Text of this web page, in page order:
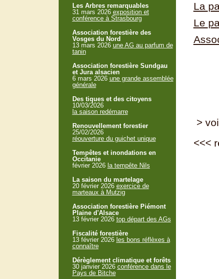
La
Le
>
<<<
Les Arbres remarquables
31 mars 2026 exposition et
conférence à Strasbourg
Association forestière des
Vosges du Nord
13 mars 2026 une AG au parfum de
tanin
Association forestière Sundgau
et Jura alsacien
6 mars 2026 une grande assemblée
générale
Des tiques et des citoyens
10/03/2026
la saison redémarre
Renouvellement forestier
25/02/2026
réouverture du guichet unique
Tempêtes et inondations en
Occitanie
février 2026 la tempête Nils
La saison du martelage
20 février 2026 exercice de
marteaux à Mutzig
Association forestière Piémont
Plaine d'Alsace
13 février 2026 top départ des AGs
Fiscalité forestière
13 février 2026 les bons réflèxes à
connaître
Dérèglement climatique et forêts
30 janvier 2026 conférence dans le
Pays de Bitche